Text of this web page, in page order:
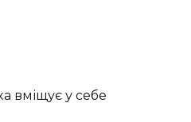
вміщує у себе